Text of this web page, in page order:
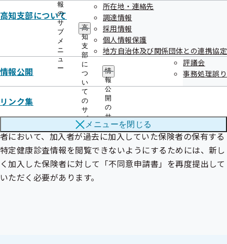
報
の
サ
ブ
メ
ニ
ュ
ー
高知支部について
高
知
支
部
に
つ
い
て
の
サ
ブ
メ
ニ
ュ
ー
所在地・連絡先
調達情報
採用情報
個人情報保護
地方自治体及び関係団体との連携協定
情報公開
情
報
公
開
の
サ
ブ
メ
ュ
ー
評議会
事務処理誤り
リンク集
メニューを閉じる
２．留意事項等について
不同意申請書の提出をもって協会けんぽは、加入者が過去に
加入していた全ての保険者が保有する特定健康診査情報を閲
ただし、今後、資格喪失等により、協会けんぽから別の保険
者に加入した場合（協会けんぽにおいては、健康保険証の記
号番号等が変更となった場合を含む）、新しく加入した保険
者において、加入者が過去に加入していた保険者の保有する
特定健康診査情報を閲覧できないようにするためには、新し
く加入した保険者に対して「不同意申請書」を再度提出して
いただく必要があります。